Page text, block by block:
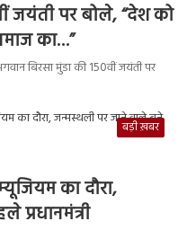
जयंती पर बोले, “देश को
का…”
बिरसा मुंडा की 150वीं जयंती पर
बड़ी ख़बर
का दौरा,
प्रधानमंत्री